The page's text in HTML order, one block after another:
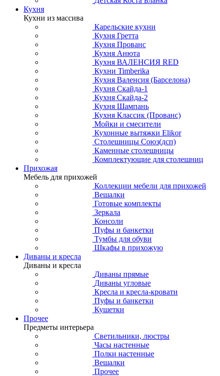
Кухня
Кухни из массива
Карельские кухни
Кухня Гретта
Кухня Прованс
Кухня Анюта
Кухня ВАЛЕНСИЯ RED
Кухни Timberika
Кухня Валенсия (Барселона)
Кухня Скайда-1
Кухня Скайда-2
Кухня Шампань
Кухня Классик (Прованс)
Мойки и смесители
Кухонные вытяжки Elikor
Столешницы Союз(дсп)
Каменные столешницы
Комплектующие для столешниц
Прихожая
Мебель для прихожей
Коллекции мебели для прихожей
Вешалки
Готовые комплекты
Зеркала
Консоли
Пуфы и банкетки
Тумбы для обуви
Шкафы в прихожую
Диваны и кресла
Диваны и кресла
Диваны прямые
Диваны угловые
Кресла и кресла-кровати
Пуфы и банкетки
Кушетки
Прочее
Предметы интерьера
Светильники, люстры
Часы настенные
Полки настенные
Вешалки
Прочее